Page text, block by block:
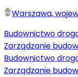
Warszawa,
Budownictwo
Zarządzanie
Budownictwo
Zarządzanie